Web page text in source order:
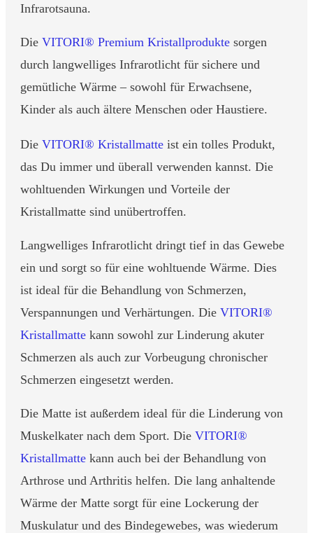
Infrarotsauna.
Die VITORI® Premium Kristallprodukte sorgen
durch langwelliges Infrarotlicht für sichere und
gemütliche Wärme – sowohl für Erwachsene,
Kinder als auch ältere Menschen oder Haustiere.
Die VITORI® Kristallmatte ist ein tolles Produkt,
das Du immer und überall verwenden kannst. Die
wohltuenden Wirkungen und Vorteile der
Kristallmatte sind unübertroffen.
Langwelliges Infrarotlicht dringt tief in das Gewebe
ein und sorgt so für eine wohltuende Wärme. Dies
ist ideal für die Behandlung von Schmerzen,
Verspannungen und Verhärtungen. Die VITORI®
Kristallmatte kann sowohl zur Linderung akuter
Schmerzen als auch zur Vorbeugung chronischer
Schmerzen eingesetzt werden.
Die Matte ist außerdem ideal für die Linderung von
Muskelkater nach dem Sport. Die VITORI®
Kristallmatte kann auch bei der Behandlung von
Arthrose und Arthritis helfen. Die lang anhaltende
Wärme der Matte sorgt für eine Lockerung der
Muskulatur und des Bindegewebes, was wiederum